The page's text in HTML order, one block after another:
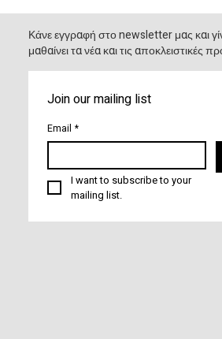
Κάνε εγγραφή στο newsletter μας και
μαθαίνει τα νέα και τις αποκλειστικές
Join our mailing list
Email *
I want to subscribe to your
mailing list.